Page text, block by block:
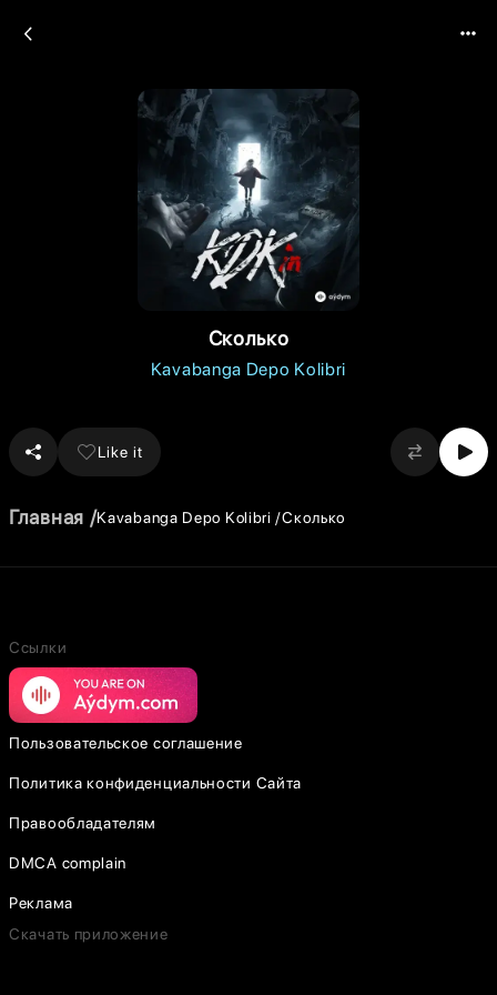
Сколько
Kavabanga Depo Kolibri
Like it
Главная Kavabanga Depo Kolibri Сколько
Ссылки
Пользовательское соглашение
Политика конфиденциальности Сайта
Правообладателям
DMCA complain
Реклама
Скачать приложение